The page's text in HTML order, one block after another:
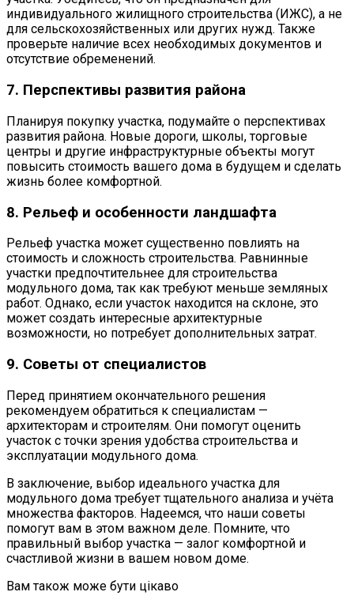
индивидуального жилищного строительства (ИЖС), а не
для сельскохозяйственных или других нужд. Также
проверьте наличие всех необходимых документов и
отсутствие обременений.
7. Перспективы развития района
Планируя покупку участка, подумайте о перспективах
развития района. Новые дороги, школы, торговые
центры и другие инфраструктурные объекты могут
повысить стоимость вашего дома в будущем и сделать
жизнь более комфортной.
8. Рельеф и особенности ландшафта
Рельеф участка может существенно повлиять на
стоимость и сложность строительства. Равнинные
участки предпочтительнее для строительства
модульного дома, так как требуют меньше земляных
работ. Однако, если участок находится на склоне, это
может создать интересные архитектурные
возможности, но потребует дополнительных затрат.
9. Советы от специалистов
Перед принятием окончательного решения
рекомендуем обратиться к специалистам —
архитекторам и строителям. Они помогут оценить
участок с точки зрения удобства строительства и
эксплуатации модульного дома.
В заключение, выбор идеального участка для
модульного дома требует тщательного анализа и учёта
множества факторов. Надеемся, что наши советы
помогут вам в этом важном деле. Помните, что
правильный выбор участка — залог комфортной и
счастливой жизни в вашем новом доме.
Вам також може бути цікаво